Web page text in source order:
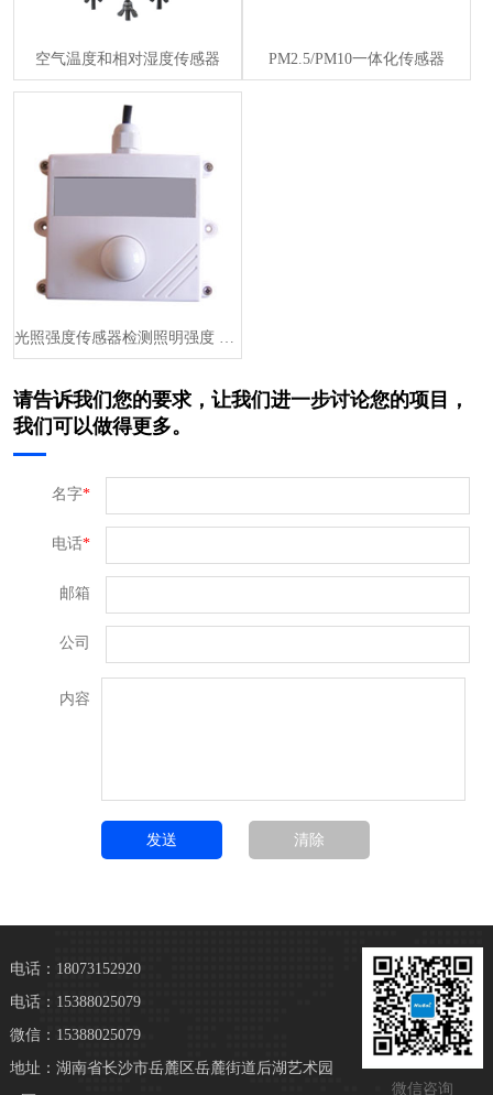
空气温度和相对湿度传感器 PM2.5/PM10一体化传感器
光照强度传感器检测照明强度 Lux 0-5V/RS485/4-20mA···
请告诉我们您的要求，让我们进一步讨论您的项目，
我们可以做得更多。
名字*
电话*
邮箱
公司
内容
微信咨询
电话：18073152920
电话：15388025079
微信：15388025079
地址：湖南省长沙市岳麓区岳麓街道后湖艺术园